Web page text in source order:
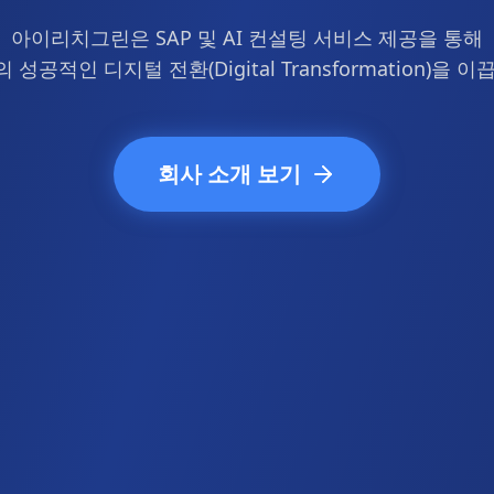
아이리치그린은 SAP 및 AI 컨설팅 서비스 제공을 통해
성공적인 디지털 전환(Digital Transformation)을 이
회사 소개 보기